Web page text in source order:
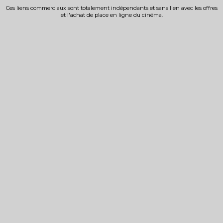
Ces liens commerciaux sont totalement indépendants et sans lien avec les offres
et l'achat de place en ligne du cinéma.